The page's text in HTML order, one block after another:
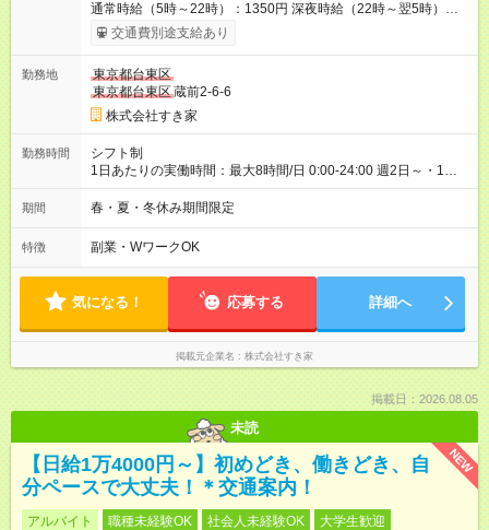
通常時給（5時～22時）：1350円 深夜時給（22時～翌5時）：
1688円 高校生時給：1230円 【特別手当】早朝手当（5：00-9：
00）時給+150円 【試用期間】試用期間あり 試用期間の長さ：1
30日（※条件変更なし）ですが、切り上げで一ヶ月とさせてい
ただきます。 研修制度あり：15時間(研修中も同時給）
交通費別途支給あり
勤務地
東京都台東区
東京都台東区蔵前2-6-6
株式会社すき家
勤務時間
シフト制
1日あたりの実働時間：最大8時間/日 0:00-24:00 週2日～・1日
2h～OK ＜シフト例＞ 〇朝帯 5:00-9:00 〇昼帯 9:00-14:00 〇午
後帯 14:00-18:00 〇夜帯 18:00-22:00 〇深夜帯 22:00-翌5:00 基
ます♪
期間 春・夏・冬休み期間限定
特徴 副業・WワークOK
気になる！ 応募する 詳細へ
掲載元企業名 株式会社すき家
掲載日：2026.08.05
未読
NEW
【日給1万4000円～】初めどき、働きどき、自
分ペースで大丈夫！＊交通案内！
アルバイト 職種未経験OK 社会人未経験OK
大学生歓迎